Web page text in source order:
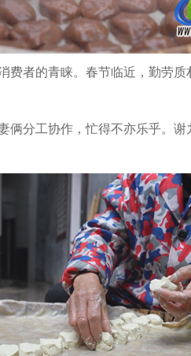
者的青睐。春节临近，勤劳
分工协作，忙得不亦乐乎。